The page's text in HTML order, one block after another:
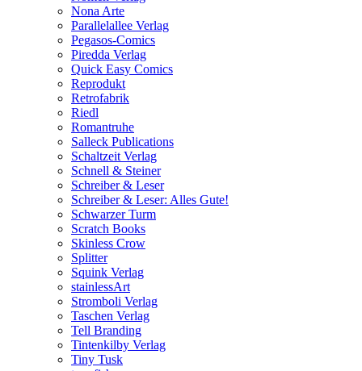
Nona Arte
Parallelallee Verlag
Pegasos-Comics
Piredda Verlag
Quick Easy Comics
Reprodukt
Retrofabrik
Riedl
Romantruhe
Salleck Publications
Schaltzeit Verlag
Schnell & Steiner
Schreiber & Leser
Schreiber & Leser: Alles Gute!
Schwarzer Turm
Scratch Books
Skinless Crow
Splitter
Squink Verlag
stainlessArt
Stromboli Verlag
Taschen Verlag
Tell Branding
Tintenkilby Verlag
Tiny Tusk